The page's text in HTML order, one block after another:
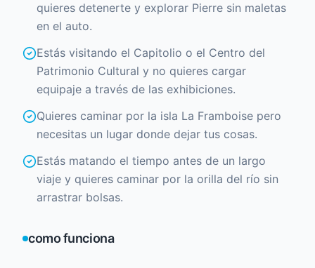
quieres detenerte y explorar Pierre sin maletas
en el auto.
Estás visitando el Capitolio o el Centro del
Patrimonio Cultural y no quieres cargar
equipaje a través de las exhibiciones.
Quieres caminar por la isla La Framboise pero
necesitas un lugar donde dejar tus cosas.
Estás matando el tiempo antes de un largo
viaje y quieres caminar por la orilla del río sin
arrastrar bolsas.
como funciona